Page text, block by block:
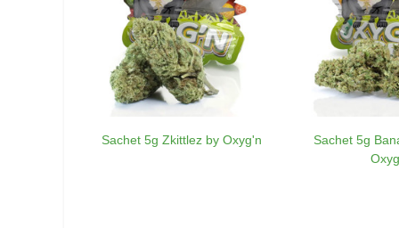
Sachet 5g Zkittlez by Oxyg'n
Sachet 5g